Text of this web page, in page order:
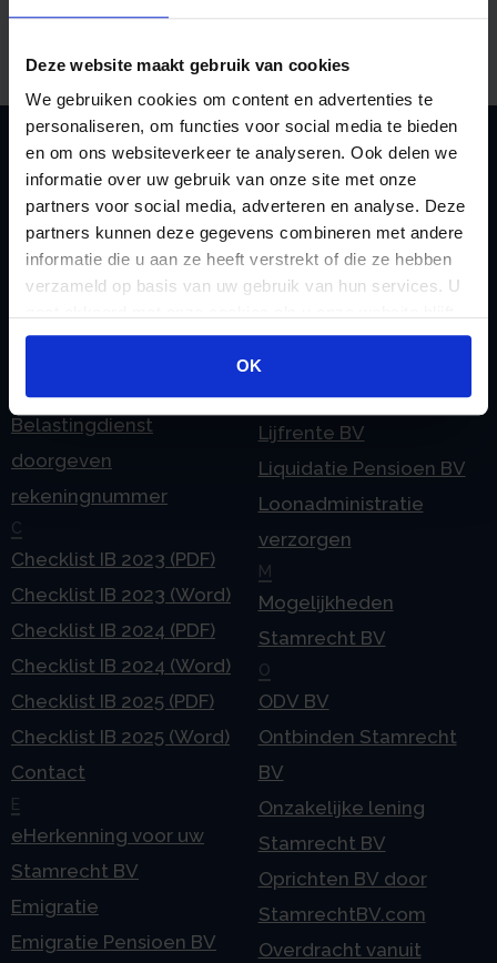
Deze website maakt gebruik van cookies
We gebruiken cookies om content en advertenties te
personaliseren, om functies voor social media te bieden
en om ons websiteverkeer te analyseren. Ook delen we
informatie over uw gebruik van onze site met onze
partners voor social media, adverteren en analyse. Deze
partners kunnen deze gegevens combineren met andere
informatie die u aan ze heeft verstrekt of die ze hebben
verzameld op basis van uw gebruik van hun services. U
gebruiken.
OK
Zoeken
Belastingdienst
doorgeven
rekeningnummer
C
Checklist IB 2023 (PDF)
Checklist IB 2023 (Word)
Checklist IB 2024 (PDF)
Checklist IB 2024 (Word)
Checklist IB 2025 (PDF)
Checklist IB 2025 (Word)
Contact
E
eHerkenning voor uw
Stamrecht BV
Emigratie
Emigratie Pensioen BV
Jaarstukken opstellen
L
Lenen van de BV
Lijfrente BV
Liquidatie Pensioen BV
Loonadministratie
verzorgen
M
Mogelijkheden
Stamrecht BV
O
ODV BV
Ontbinden Stamrecht
BV
Onzakelijke lening
Stamrecht BV
Oprichten BV door
StamrechtBV.com
Overdracht vanuit